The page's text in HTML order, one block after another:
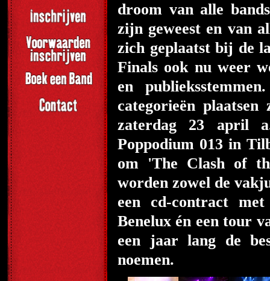
droom van alle
zijn geweest en van
zich geplaatst bij de
Finals ook nu weer
en
categorieën
zaterdag 23 april
Poppodium 013 in
om 'The Clash of
worden zowel de
een cd-contract
Benelux én een tour
een jaar lang de
noemen.